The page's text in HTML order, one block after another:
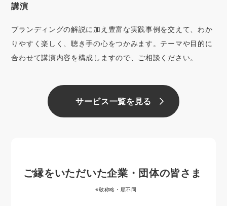
講演
ブランディングの解説に加え豊富な実践事例を交えて、わか
りやすく楽しく、聴き手の心をつかみます。テーマや目的に
合わせて講演内容を構成しますので、ご相談ください。
サービス一覧を見る
ご縁をいただいた企業・団体の皆さま
※敬称略・順不同